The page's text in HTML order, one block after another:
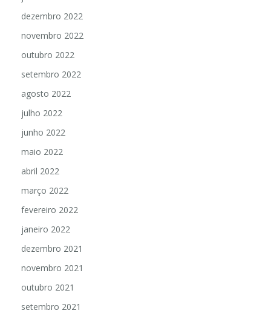
dezembro 2022
novembro 2022
outubro 2022
setembro 2022
agosto 2022
julho 2022
junho 2022
maio 2022
abril 2022
março 2022
fevereiro 2022
janeiro 2022
dezembro 2021
novembro 2021
outubro 2021
setembro 2021